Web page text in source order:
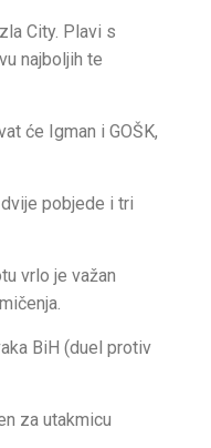
City. Plavi s
najboljih te
će Igman i GOŠK,
pobjede i tri
vrlo je važan
BiH (duel protiv
za utakmicu